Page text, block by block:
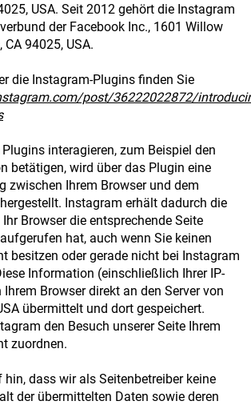
USA. Seit 2012 gehört die Instagram
der Facebook Inc., 1601 Willow
CA 94025, USA.
die Instagram-Plugins finden Sie
post/36222022872/
interagieren, zum Beispiel den
betätigen, wird über das Plugin eine
zwischen Ihrem Browser und dem
Instagram erhält dadurch die
Browser die entsprechende Seite
hat, auch wenn Sie keinen
besitzen oder gerade nicht bei Instagram
Information (einschließlich Ihrer IP-
Browser direkt an den Server von
übermittelt und dort gespeichert.
den Besuch unserer Seite Ihrem
zuordnen.
dass wir als Seitenbetreiber keine
der übermittelten Daten sowie deren